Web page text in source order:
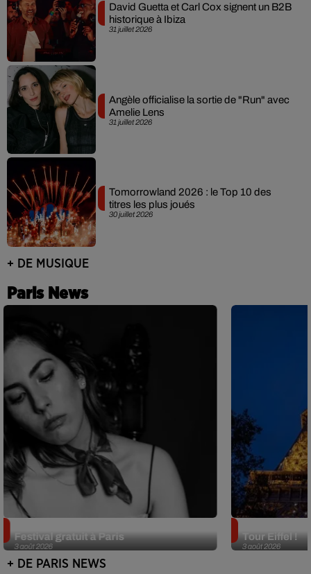
31 juillet 2026
David Guetta et Carl Cox signent un B2B
historique à Ibiza
31 juillet 2026
Angèle officialise la sortie de "Run" avec
Amelie Lens
30 juillet 2026
Tomorrowland 2026 : le Top 10 des
titres les plus joués
+ DE MUSIQUE
Paris News
3 août 2026
Festival gratuit à Paris
3 août 2026
Tour Eiffel !
+ DE PARIS NEWS